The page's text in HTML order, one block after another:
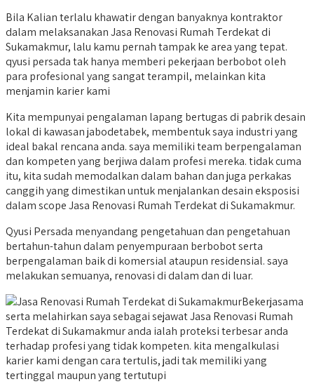
Bila Kalian terlalu khawatir dengan banyaknya kontraktor
dalam melaksanakan Jasa Renovasi Rumah Terdekat di
Sukamakmur, lalu kamu pernah tampak ke area yang tepat.
qyusi persada tak hanya memberi pekerjaan berbobot oleh
para profesional yang sangat terampil, melainkan kita
menjamin karier kami
Kita mempunyai pengalaman lapang bertugas di pabrik desain
lokal di kawasan jabodetabek, membentuk saya industri yang
ideal bakal rencana anda. saya memiliki team berpengalaman
dan kompeten yang berjiwa dalam profesi mereka. tidak cuma
itu, kita sudah memodalkan dalam bahan dan juga perkakas
canggih yang dimestikan untuk menjalankan desain eksposisi
dalam scope Jasa Renovasi Rumah Terdekat di Sukamakmur.
Qyusi Persada menyandang pengetahuan dan pengetahuan
bertahun-tahun dalam penyempuraan berbobot serta
berpengalaman baik di komersial ataupun residensial. saya
melakukan semuanya, renovasi di dalam dan di luar.
Bekerjasama
serta melahirkan saya sebagai sejawat Jasa Renovasi Rumah
Terdekat di Sukamakmur anda ialah proteksi terbesar anda
terhadap profesi yang tidak kompeten. kita mengalkulasi
karier kami dengan cara tertulis, jadi tak memiliki yang
tertinggal maupun yang tertutupi